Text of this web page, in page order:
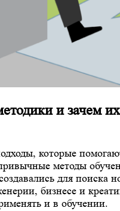
и зачем их
которые
методы
для поиска
бизнесе и
и в обучении.